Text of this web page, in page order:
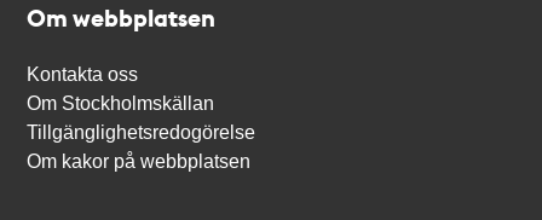
Om webbplatsen
Kontakta oss
Om Stockholmskällan
Tillgänglighetsredogörelse
Om kakor på webbplatsen